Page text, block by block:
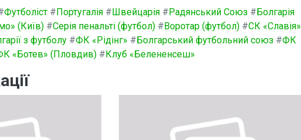
Футболіст #Португалія #Швейцарія #Радянський Союз #Болгарія
(Київ) #Серія пенальті (футбол) #Воротар (футбол) #СК «Славія»
з футболу #ФК «Рідінг» #Болгарський футбольний союз #ФК
«Ботев» (Пловдив) #Клуб «Белененсеш»